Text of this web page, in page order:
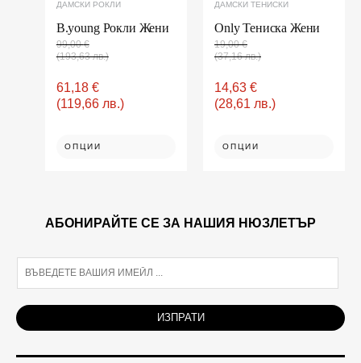
ДАМСКИ РОКЛИ
B.young Рокли Жени
99,00€
(193,63 лв.)
61,18 €
(119,66 лв.)
ОПЦИИ
the
product
page
ДАМСКИ ТЕНИСКИ
Only Тениска Жени
19,00€
(37,16 лв.)
14,63 €
(28,61 лв.)
ОПЦИИ
the
product
page
АБОНИРАЙТЕ СЕ ЗА НАШИЯ НЮЗЛЕТЪР
i
l
ИЗПРАТИ